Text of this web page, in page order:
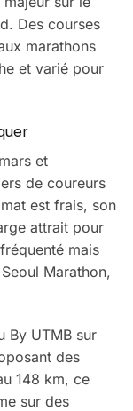
Des courses
marathons
et varié pour
et
de coureurs
est frais, son
attrait pour
mais
Marathon,
By UTMB sur
des
148 km, ce
sur des